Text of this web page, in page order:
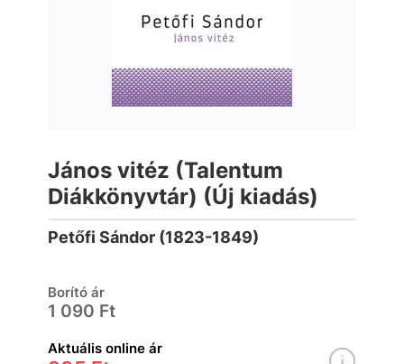
János vitéz (Talentum
Diákkönyvtár) (Új kiadás)
Petőfi Sándor (1823-1849)
Borító ár
1 090 Ft
Aktuális online ár